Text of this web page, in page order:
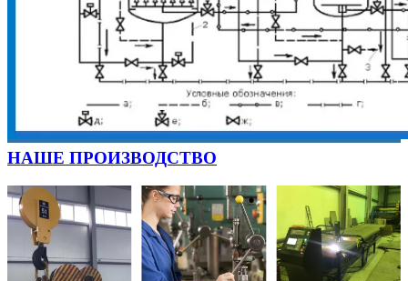
НАШЕ ПРОИЗВОДСТВО